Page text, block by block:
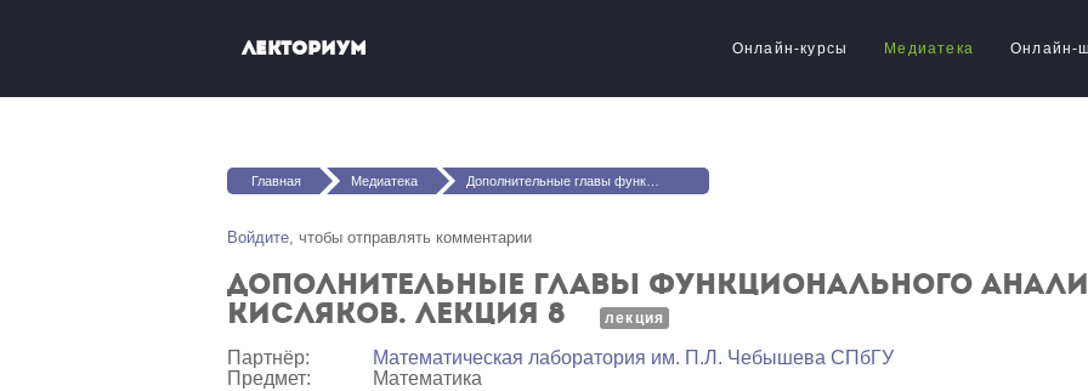
Лекториум Онлайн-курсы Медиатека Онлайн-
Вы здесь
Главная Медиатека Дополнительные главы функционального анализа | Сергей Кисляков. Лекция 8
Войдите, чтобы отправлять комментарии
Дополнительные главы функционального
Кисляков. Лекция 8
лекция
Партнёр:
Математичеcкая лаборатория им. П.Л. Чебышева СПбГУ
Предмет:
Математика